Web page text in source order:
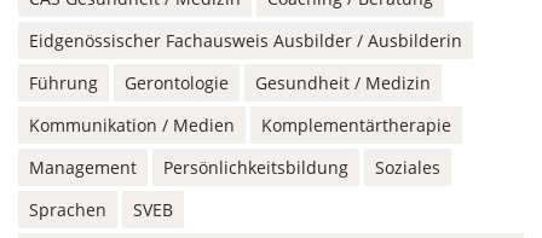
Eidgenössischer Fachausweis Ausbilder / Ausbilderin
Führung
Gerontologie
Gesundheit / Medizin
Kommunikation / Medien
Komplementärtherapie
Management
Persönlichkeitsbildung
Soziales
Sprachen
SVEB